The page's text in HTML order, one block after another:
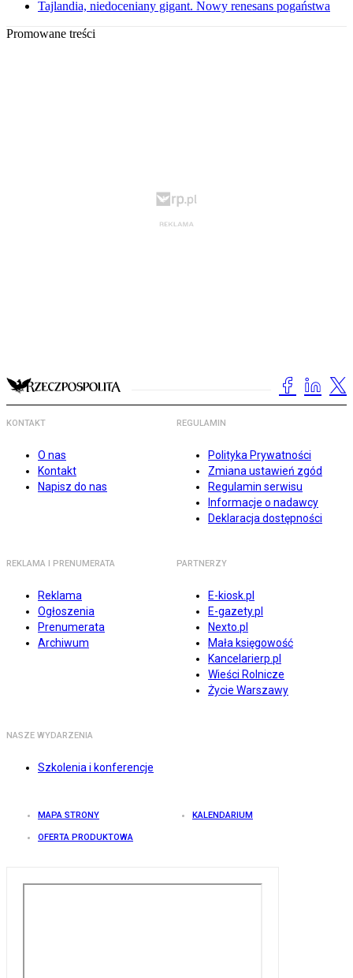
Tajlandia, niedoceniany gigant. Nowy renesans pogaństwa
Promowane treści
KONTAKT
O nas
Kontakt
Napisz do nas
REGULAMIN
Polityka Prywatności
Zmiana ustawień zgód
Regulamin serwisu
Informacje o nadawcy
Deklaracja dostępności
REKLAMA I PRENUMERATA
Reklama
Ogłoszenia
Prenumerata
Archiwum
PARTNERZY
E-kiosk.pl
E-gazety.pl
Nexto.pl
Mała księgowość
Kancelarierp.pl
Wieści Rolnicze
Życie Warszawy
NASZE WYDARZENIA
Szkolenia i konferencje
MAPA STRONY KALENDARIUM
OFERTA PRODUKTOWA